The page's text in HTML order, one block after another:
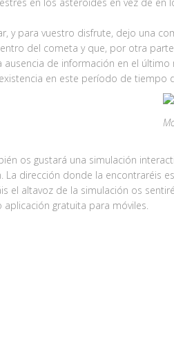
y para vuestro disfrute, dejo una
del cometa y que, por otra
ausencia de información en el
en este período de tiempo
os gustará una simulación
La dirección donde la encontraréis
el altavoz de la simulación os
gratuita para móviles.